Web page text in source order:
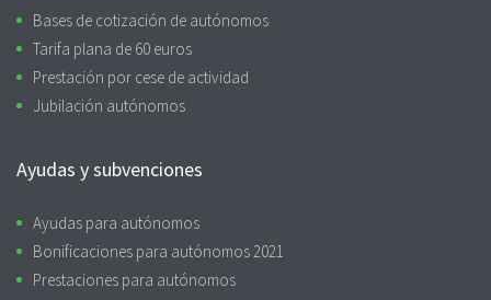
Bases de cotización de autónomos
Tarifa plana de 60 euros
Prestación por cese de actividad
Jubilación autónomos
Ayudas y subvenciones
Ayudas para autónomos
Bonificaciones para autónomos 2021
Prestaciones para autónomos